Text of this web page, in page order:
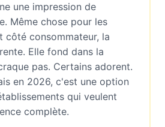
une impression de
Même chose pour les
côté consommateur, la
Elle fond dans la
pas. Certains adorent.
en 2026, c'est une option
qui veulent
complète.